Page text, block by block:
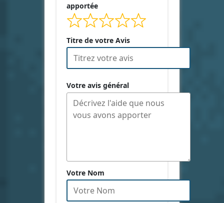
apportée
Titre de votre Avis
Votre avis général
Votre Nom